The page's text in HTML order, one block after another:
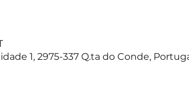
1, 2975-337 Q.ta do Conde,